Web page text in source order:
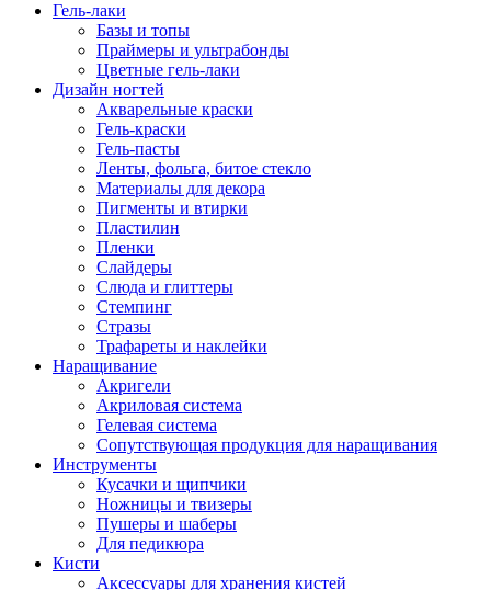
Гель-лаки
Базы и топы
Праймеры и ультрабонды
Цветные гель-лаки
Дизайн ногтей
Акварельные краски
Гель-краски
Гель-пасты
Ленты, фольга, битое стекло
Материалы для декора
Пигменты и втирки
Пластилин
Пленки
Слайдеры
Слюда и глиттеры
Стемпинг
Стразы
Трафареты и наклейки
Наращивание
Акригели
Акриловая система
Гелевая система
Сопутствующая продукция для наращивания
Инструменты
Кусачки и щипчики
Ножницы и твизеры
Пушеры и шаберы
Для педикюра
Кисти
Аксессуары для хранения кистей